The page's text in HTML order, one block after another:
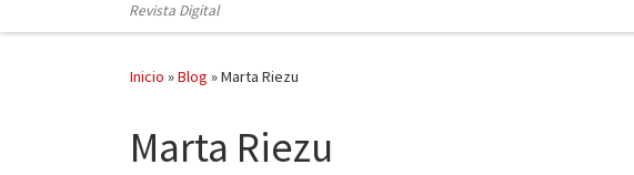
Revista Digital
Inicio »Blog »Marta Riezu
Marta Riezu